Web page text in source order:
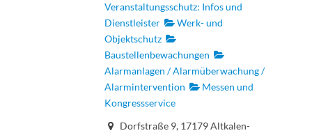
Veranstaltungsschutz: Infos und
Dienstleister
Werk- und
Objektschutz
Baustellenbewachungen
Alarmanlagen / Alarmüberwachung /
Alarmintervention
Messen und
Kongressservice
Dorfstraße 9, 17179 Altkalen-